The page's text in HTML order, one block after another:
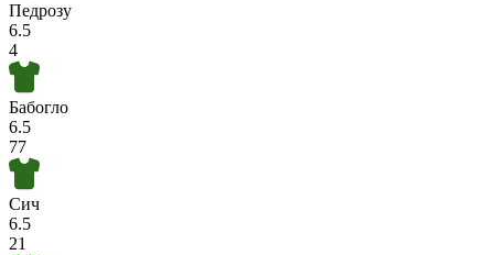
Педрозу
6.5
4
Бабогло
6.5
77
Сич
6.5
21